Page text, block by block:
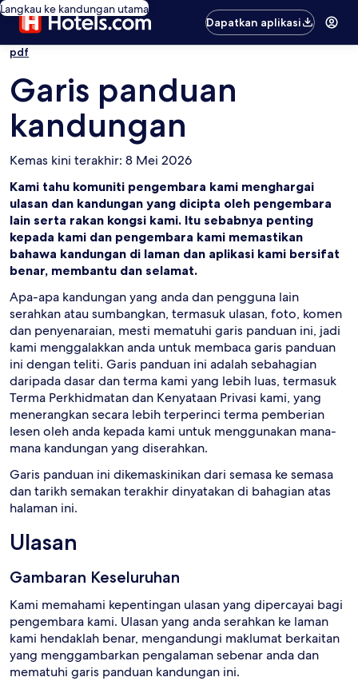
Langkau ke kandungan utama
Dapatkan aplikasi
pdf
Garis panduan
kandungan
Kemas kini terakhir: 8 Mei 2026
Kami tahu komuniti pengembara kami menghargai
ulasan dan kandungan yang dicipta oleh pengembara
lain serta rakan kongsi kami. Itu sebabnya penting
kepada kami dan pengembara kami memastikan
bahawa kandungan di laman dan aplikasi kami bersifat
benar, membantu dan selamat.
Apa-apa kandungan yang anda dan pengguna lain
serahkan atau sumbangkan, termasuk ulasan, foto, komen
dan penyenaraian, mesti mematuhi garis panduan ini, jadi
kami menggalakkan anda untuk membaca garis panduan
ini dengan teliti. Garis panduan ini adalah sebahagian
daripada dasar dan terma kami yang lebih luas, termasuk
Terma Perkhidmatan dan Kenyataan Privasi kami, yang
menerangkan secara lebih terperinci terma pemberian
lesen oleh anda kepada kami untuk menggunakan mana-
mana kandungan yang diserahkan.
Garis panduan ini dikemaskinikan dari semasa ke semasa
dan tarikh semakan terakhir dinyatakan di bahagian atas
halaman ini.
Ulasan
Gambaran Keseluruhan
Kami memahami kepentingan ulasan yang dipercayai bagi
pengembara kami. Ulasan yang anda serahkan ke laman
kami hendaklah benar, mengandungi maklumat berkaitan
yang menggambarkan pengalaman sebenar anda dan
mematuhi garis panduan kandungan ini.